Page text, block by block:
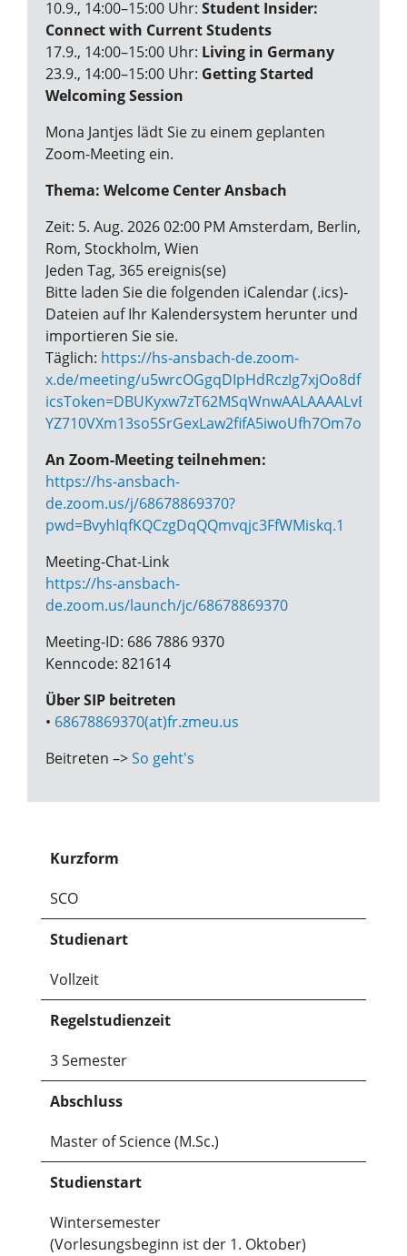
10.9., 14:00–15:00 Uhr: Student Insider:
Connect with Current Students
17.9., 14:00–15:00 Uhr: Living in Germany
23.9., 14:00–15:00 Uhr: Getting Started
Welcoming Session
Mona Jantjes lädt Sie zu einem geplanten
Zoom-Meeting ein.
Thema: Welcome Center Ansbach
Zeit: 5. Aug. 2026 02:00 PM Amsterdam, Berlin,
Rom, Stockholm, Wien
Jeden Tag, 365 ereignis(se)
Bitte laden Sie die folgenden iCalendar (.ics)-
Dateien auf Ihr Kalendersystem herunter und
importieren Sie sie.
Täglich: https://hs-ansbach-de.zoom-
x.de/meeting/
An Zoom-Meeting teilnehmen:
https://hs-ansbach-
de.zoom.us/j/68678869370?
pwd=BvyhIqfKQCzgDqQQmvqjc3FfWMiskq.1
Meeting-Chat-Link
https://hs-ansbach-
de.zoom.us/launch/jc/68678869370
Meeting-ID: 686 7886 9370
Kenncode: 821614
Über SIP beitreten
• 68678869370(at)fr.zmeu.us
Beitreten –>So geht's
Kurzform
SCO
Studienart
Vollzeit
Regelstudienzeit
3 Semester
Abschluss
Master of Science (M.Sc.)
Studienstart
Wintersemester
(Vorlesungsbeginn ist der 1. Oktober)